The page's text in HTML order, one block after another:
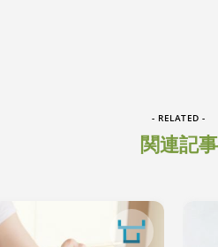
- RELATED -
関連記事